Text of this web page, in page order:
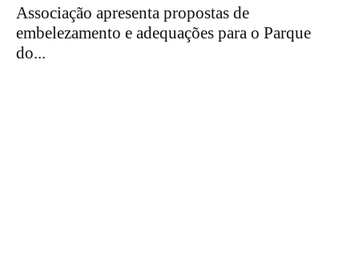
Associação apresenta propostas de
embelezamento e adequações para o Parque
do...